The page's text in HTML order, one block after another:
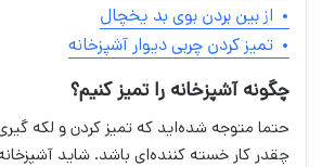
از بین بردن بوی بد یخچال
تمیز کردن چربی دیوار آشپزخانه
چگونه آشپزخانه را تمیز کنیم؟
حتما متوجه شده‌اید که تمیز کردن و لکه
چقدر کار خسته کننده‌ای باشد. شاید